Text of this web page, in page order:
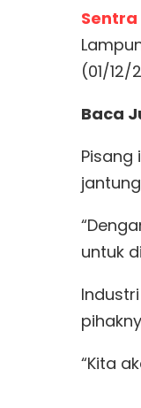
Sentra
(01/12/
Baca
untuk
“Kita